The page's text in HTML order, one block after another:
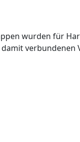
wurden für
verbundenen